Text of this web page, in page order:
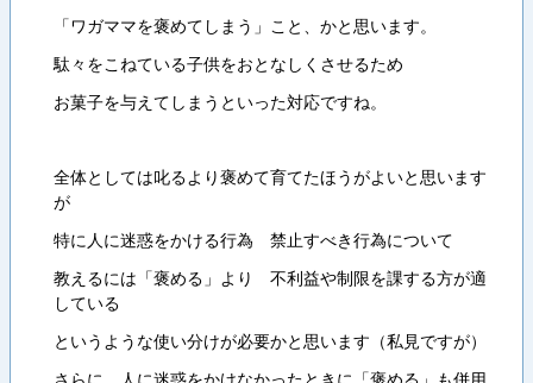
「ワガママを褒めてしまう」こと、かと思います。
駄々をこねている子供をおとなしくさせるため
お菓子を与えてしまうといった対応ですね。
全体としては叱るより褒めて育てたほうがよいと思います
が
特に人に迷惑をかける行為 禁止すべき行為について
教えるには「褒める」より 不利益や制限を課する方が適
している
というような使い分けが必要かと思います（私見ですが）
さらに、人に迷惑をかけなかったときに「褒める」も併用